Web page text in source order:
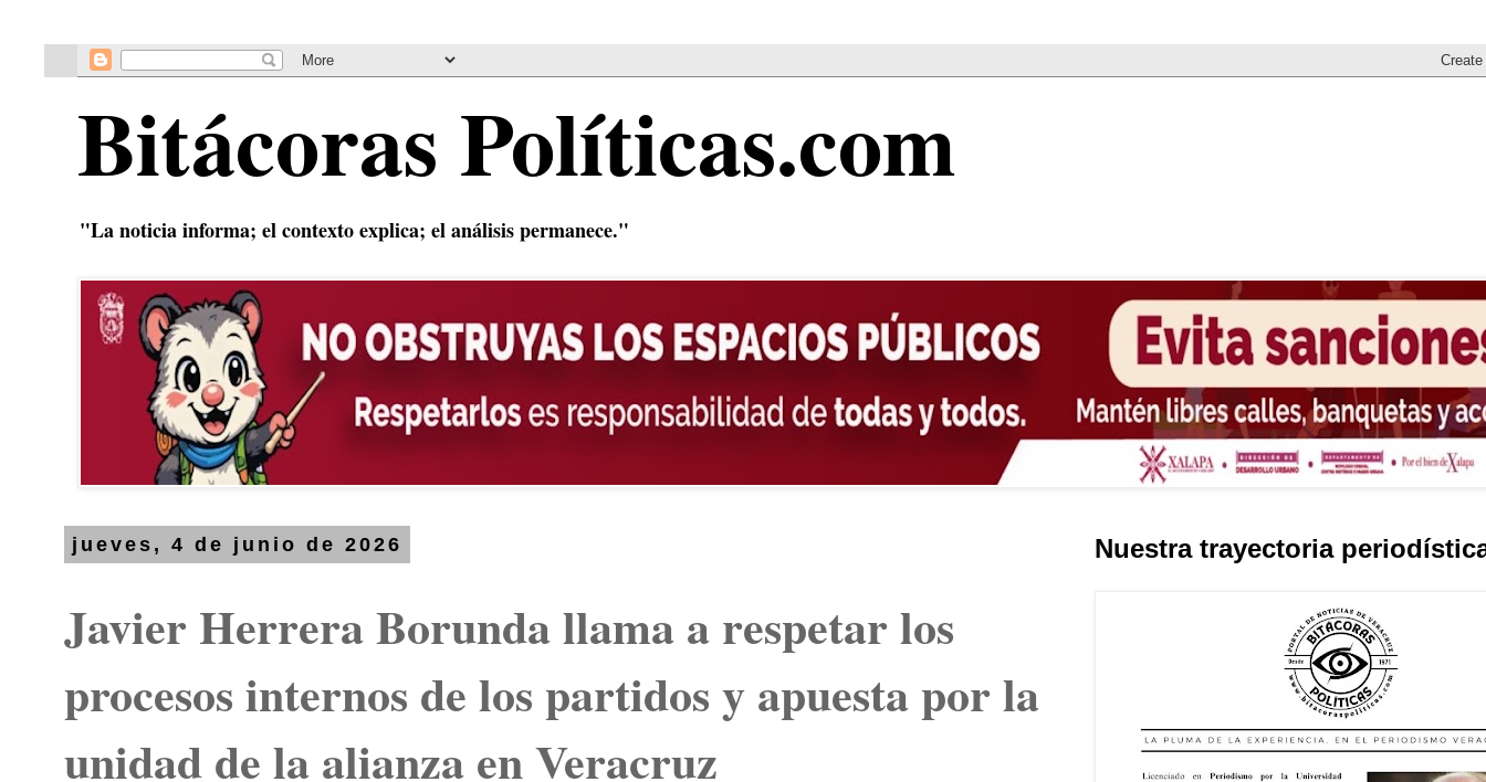
Bitácoras Políticas.com
"La noticia informa; el contexto explica; el análisis permanece."
jueves, 4 de junio de 2026
Javier Herrera Borunda llama a respetar los
procesos internos de los partidos y apuesta por la
unidad de la alianza en Veracruz
Nuestra trayectoria